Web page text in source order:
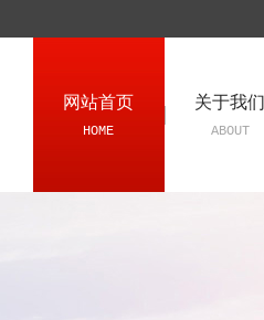
网站首页
HOME
关于我们
ABOUT